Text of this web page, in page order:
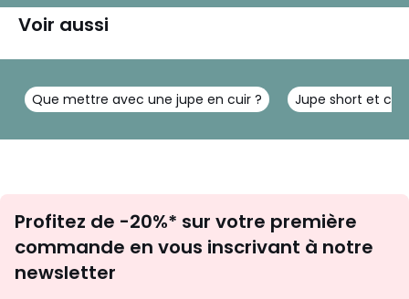
Voir aussi
Que mettre avec une jupe en cuir ? Jupe short et
newsletter
Profitez de -20%* sur votre première
commande en vous inscrivant à notre
newsletter